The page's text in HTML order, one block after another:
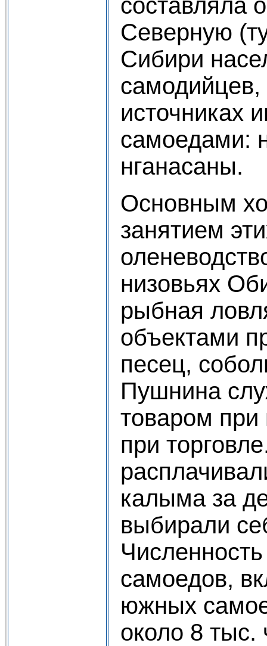
Северную
Сибири
самодийцев,
источниках
самоедами:
нганасаны.
Основным
занятием
низовьях
рыбная
объектами
песец,
Пушнина
товаром при
при
калыма за
выбирали
самоедов,
южных
около 8 тыс.